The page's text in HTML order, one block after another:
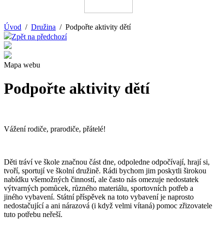
Úvod / Družina / Podpořte aktivity dětí
Zpět na předchozí
Mapa webu
Podpořte aktivity dětí
Vážení rodiče, prarodiče, přátelé!
Děti tráví ve škole značnou část dne, odpoledne odpočívají, hrají si,
tvoří, sportují ve školní družině. Rádi bychom jim poskytli širokou
nabídku všemožných činností, ale často nás omezuje nedostatek
výtvarných pomůcek, různého materiálu, sportovních potřeb a
jiného vybavení. Státní příspěvek na toto vybavení je naprosto
nedostačující a ani nárazová (i když velmi vítaná) pomoc zřizovatele
tuto potřebu neřeší.